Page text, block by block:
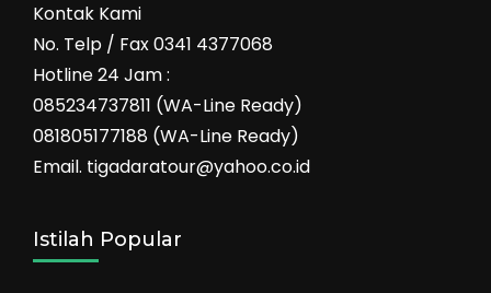
Kontak Kami
No. Telp / Fax 0341 4377068
Hotline 24 Jam :
085234737811 (WA-Line Ready)
081805177188 (WA-Line Ready)
Email. tigadaratour@yahoo.co.id
Istilah Popular